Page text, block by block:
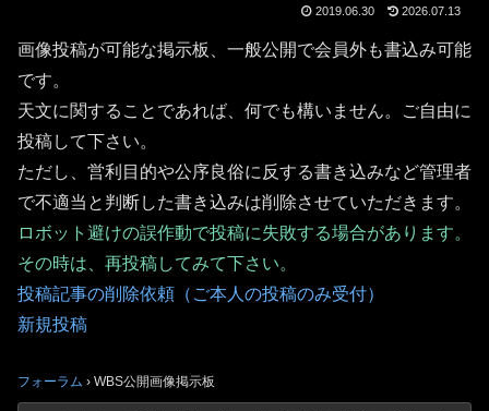
2019.06.30 2026.07.13
画像投稿が可能な掲示板、一般公開で会員外も書込み可能
です。
天文に関することであれば、何でも構いません。ご自由に
投稿して下さい。
ただし、営利目的や公序良俗に反する書き込みなど管理者
で不適当と判断した書き込みは削除させていただきます。
ロボット避けの誤作動で投稿に失敗する場合があります。
その時は、再投稿してみて下さい。
投稿記事の削除依頼（ご本人の投稿のみ受付）
新規投稿
フォーラム › WBS公開画像掲示板